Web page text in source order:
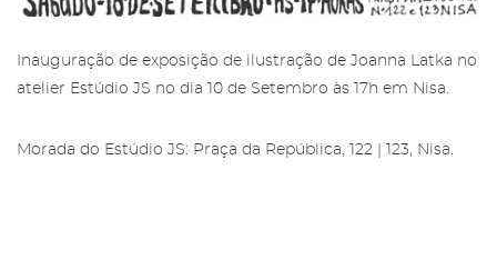
Inauguração de exposição de ilustração de Joanna Latka no
atelier Estúdio JS no dia 10 de Setembro às 17h em Nisa.
Morada do Estúdio JS: Praça da República, 122 | 123, Nisa.
.
Sign in
Fill in the details and press 'Subscribe' to